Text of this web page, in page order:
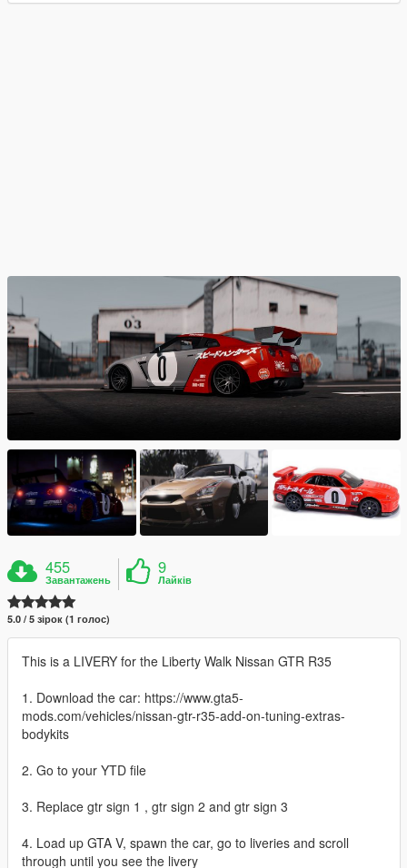
455
Завантажень
9
Лайків
5.0 / 5 зірок (1 голос)
This is a LIVERY for the Liberty Walk Nissan GTR R35
1. Download the car: https://www.gta5-
mods.com/vehicles/nissan-gtr-r35-add-on-tuning-extras-
bodykits
2. Go to your YTD file
3. Replace gtr sign 1 , gtr sign 2 and gtr sign 3
4. Load up GTA V, spawn the car, go to liveries and scroll
through until you see the livery